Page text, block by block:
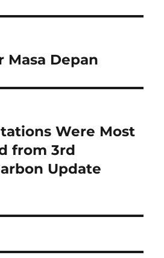
Masa Depan
Were Most
from 3rd
Update